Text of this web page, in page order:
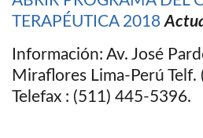
TERAPÉUTICA 2018
Información: Av. José
Miraflores Lima-Perú
Telefax : (511) 445-5396.